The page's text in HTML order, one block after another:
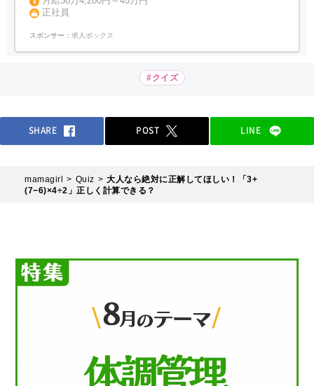
正社員
スポンサー： 求人ボックス
#クイズ
SHARE POST LINE
mamagirl Quiz
大人なら絶対に正解してほしい！「3+
(7−6)×4÷2」正しく計算できる？